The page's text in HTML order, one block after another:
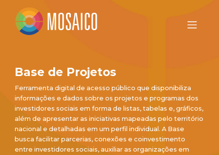
Base de Projetos
Ferramenta digital de acesso público que disponibiliza
informações e dados sobre os projetos e programas dos
investidores sociais em forma de listas, tabelas e, gráficos,
além de apresentar as iniciativas mapeadas pelo território
nacional e detalhadas em um perfil individual. A Base
busca facilitar parcerias, conexões e coinvestimento
entre investidores sociais, auxiliar as organizações em